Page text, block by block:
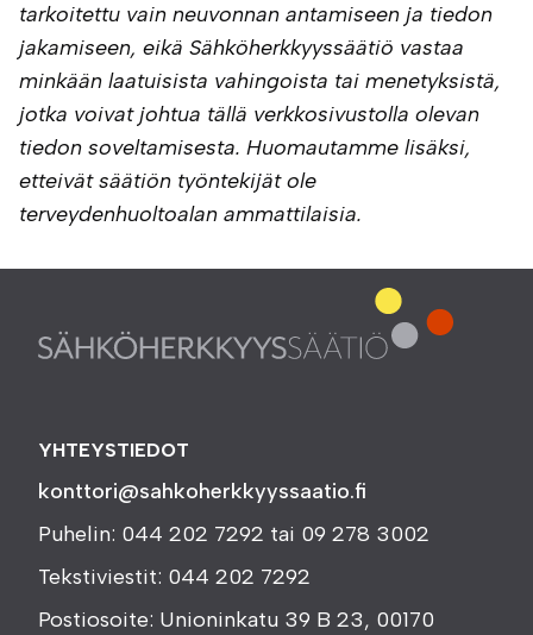
tarkoitettu vain neuvonnan antamiseen ja tiedon
jakamiseen, eikä Sähköherkkyyssäätiö vastaa
minkään laatuisista vahingoista tai menetyksistä,
jotka voivat johtua tällä verkkosivustolla olevan
tiedon soveltamisesta. Huomautamme lisäksi,
etteivät säätiön työntekijät ole
terveydenhuoltoalan ammattilaisia.
YHTEYSTIEDOT
konttori@sahkoherkkyyssaatio.fi
Puhelin: 044 202 7292 tai 09 278 3002
Tekstiviestit: 044 202 7292
Postiosoite: Unioninkatu 39 B 23, 00170